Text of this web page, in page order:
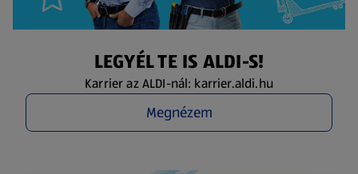
LEGYÉL TE IS ALDI-S!
Karrier az ALDI-nál: karrier.aldi.hu
Megnézem